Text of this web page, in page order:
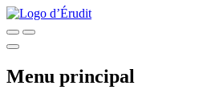
Menu principal